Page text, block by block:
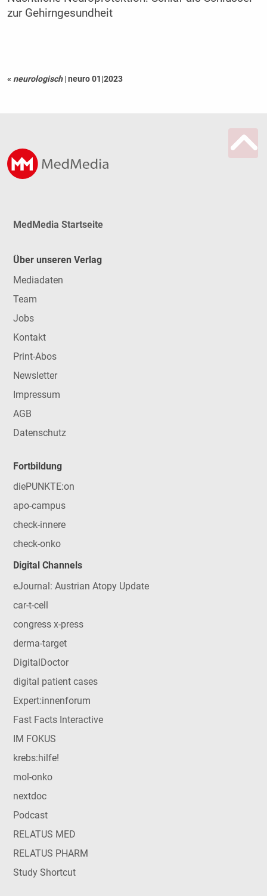
zur Gehirngesundheit
« neurologisch |neuro 01|2023
MedMedia Startseite
Über unseren Verlag
Mediadaten
Team
Jobs
Kontakt
Print-Abos
Newsletter
Impressum
AGB
Datenschutz
Fortbildung
diePUNKTE:on
apo-campus
check-innere
check-onko
Digital Channels
eJournal: Austrian Atopy Update
car-t-cell
congress x-press
derma-target
DigitalDoctor
digital patient cases
Expert:innenforum
Fast Facts Interactive
IM FOKUS
krebs:hilfe!
mol-onko
nextdoc
Podcast
RELATUS MED
RELATUS PHARM
Study Shortcut